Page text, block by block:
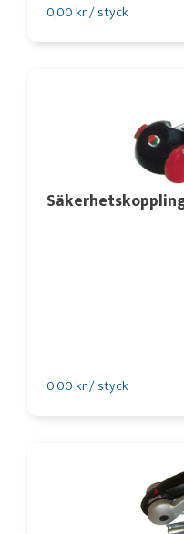
0,00 kr / styck
0,00 kr / styck